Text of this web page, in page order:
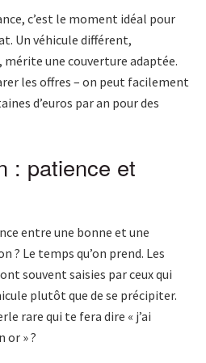
c’est le moment idéal pour
Un véhicule différent,
une couverture adaptée.
les offres – on peut facilement
d’euros par an pour des
: patience et
entre une bonne et une
? Le temps qu’on prend. Les
souvent saisies par ceux qui
plutôt que de se précipiter.
rare qui te fera dire « j’ai
or » ?